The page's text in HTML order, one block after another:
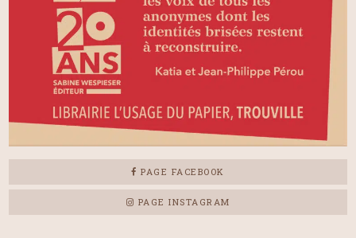
PAGE FACEBOOK
PAGE INSTAGRAM